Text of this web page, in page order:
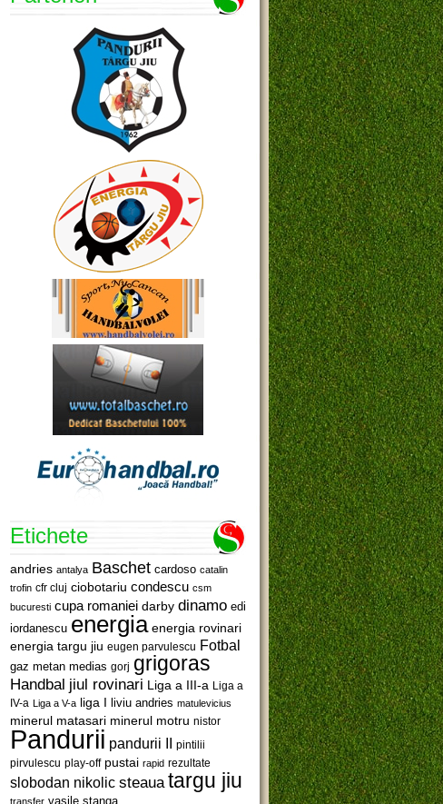
Etichete
andries antalya Baschet cardoso catalin
trofin cfr cluj ciobotariu condescu csm
bucuresti cupa romaniei darby dinamo edi
iordanescu energia energia rovinari
energia targu jiu eugen parvulescu Fotbal
gaz metan medias gorj grigoras
Handbal jiul rovinari Liga a III-a Liga a
IV-a Liga a V-a liga I liviu andries matulevicius
minerul matasari minerul motru nistor
Pandurii pandurii II pintilii
pirvulescu play-off pustai rapid rezultate
slobodan nikolic steaua targu jiu
transfer vasile stanga